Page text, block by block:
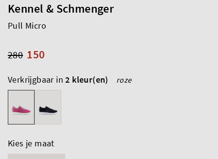
Kennel & Schmenger
Pull Micro
150
280
Verkrijgbaar in2 kleur(en) roze
Kies je maat